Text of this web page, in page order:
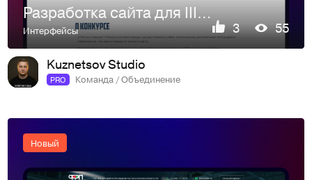
Разработка сайта для III Всероссийской премии «Мы твёрдо ве…
Интерфейсы 3 55
Kuznetsov Studio
PRO Команда / Объединение
Новый